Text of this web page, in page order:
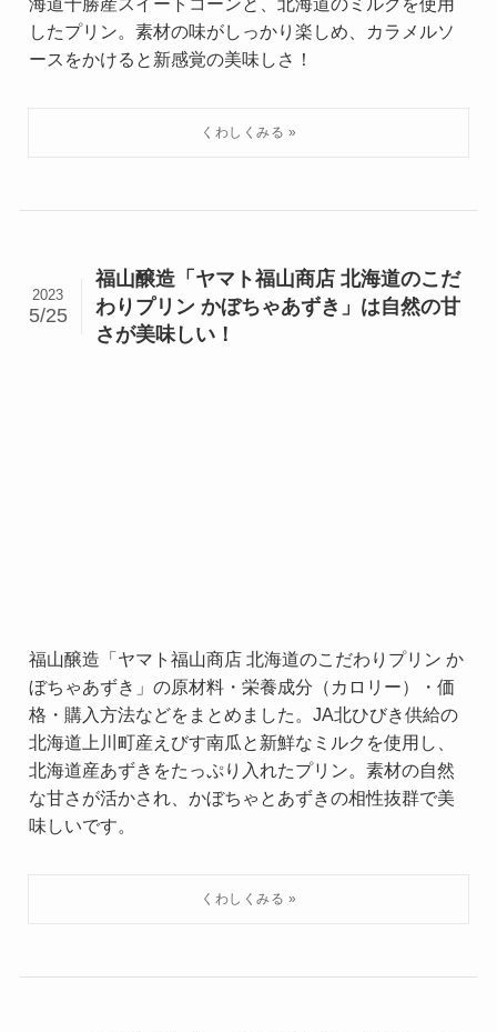
したプリン。素材の味がしっかり楽しめ、カラメルソ
ースをかけると新感覚の美味しさ！
福山醸造「ヤマト福山商店 北海道のこだ
わりプリン かぼちゃあずき」は自然の甘
さが美味しい！
2023
5/25
福山醸造「ヤマト福山商店 北海道のこだわりプリン か
ぼちゃあずき」の原材料・栄養成分（カロリー）・価
格・購入方法などをまとめました。JA北ひびき供給の
北海道上川町産えびす南瓜と新鮮なミルクを使用し、
北海道産あずきをたっぷり入れたプリン。素材の自然
な甘さが活かされ、かぼちゃとあずきの相性抜群で美
味しいです。